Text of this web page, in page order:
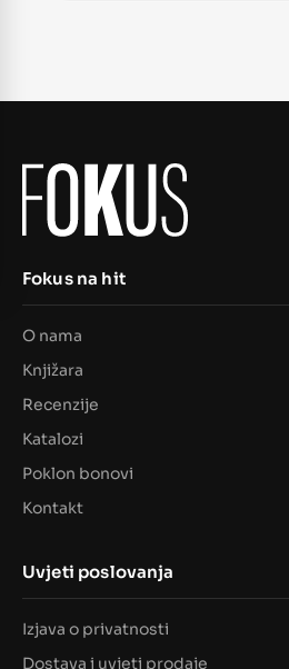
Fokus na hit
O nama
Knjižara
Recenzije
Katalozi
Poklon bonovi
Kontakt
Uvjeti poslovanja
Izjava o privatnosti
Dostava i uvjeti prodaje